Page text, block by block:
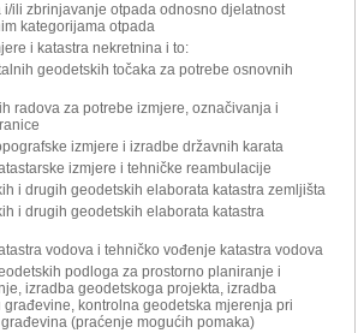
ili zbrinjavanje otpada odnosno djelatnost
kategorijama otpada
i katastra nekretnina i to:
geodetskih točaka za potrebe osnovnih
radova za potrebe izmjere, označivanja i
izmjere i izradbe državnih karata
izmjere i tehničke reambulacije
i drugih geodetskih elaborata katastra zemljišta
i drugih geodetskih elaborata katastra
vodova i tehničko vođenje katastra vodova
podloga za prostorno planiranje i
izradba geodetskoga projekta, izradba
kontrolna geodetska mjerenja pri
(praćenje mogućih pomaka)